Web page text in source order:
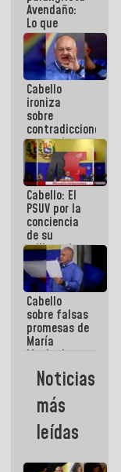
Avendaño:
Lo que
vayas a
escribir
hazlo hoy
por que no
sabemos si
la semana
que viene
hay
programa
Cabello
ironiza
sobre
contradicciones
y mentiras
de María
Machado:
¡Créanle!
Cabello: El
PSUV por la
conciencia
de su
militancia
es la
organización
política más
sólida de
Venezuela
Cabello
sobre falsas
promesas de
María
Machado:
¿Quién le
puede creer?
¿Y la gente
que ella iba
a salvar en
La Guaira?
Noticias
más
leídas